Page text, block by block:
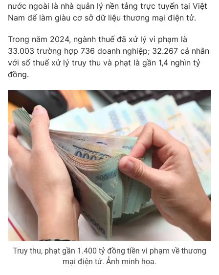
Thị trường
Lịch phát sóng
Chuyên mục khác
Emagazine Podcast
Photo Infographic
Video Shorts video
VTV Money VTV Thể thao
VTV Sức khoẻ Bất động sản
Thị trường 24h Tấm lòng Việt
VTV4 Vươn mình bằng AI
VTV9 VTV8
nước ngoài là nhà quản lý nền tảng trực tuyến tại Việt
Nam để làm giàu cơ sở dữ liệu thương mại điện tử.
Trong năm 2024, ngành thuế đã xử lý vi phạm là
33.003 trường hợp 736 doanh nghiệp; 32.267 cá nhân
với số thuế xử lý truy thu và phạt là gần 1,4 nghìn tỷ
đồng.
Truy thu, phạt gần 1.400 tỷ đồng tiền vi phạm về thương
mại điện tử. Ảnh minh họa.